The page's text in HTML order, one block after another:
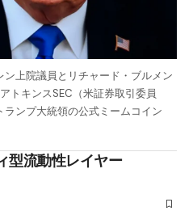
上院議員とリチャード・ブルメン
トキンスSEC（米証券取引委員
ンプ大統領の公式ミームコイン
型流動性レイヤー